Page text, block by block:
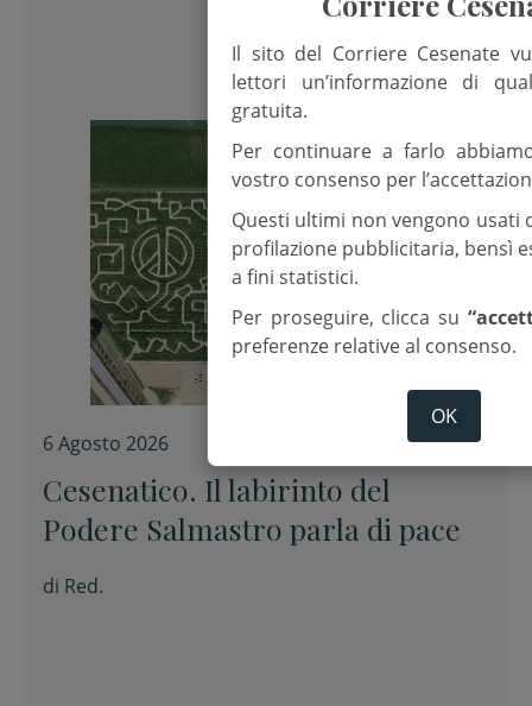
6 Agosto 2026
Cesenatico. Il labirinto del
Podere Salmastro parla di pace
di Red.
Il sito del Corriere Cesenate
lettori un’informazione di
gratuita.
Per continuare a farlo
vostro consenso per
Questi ultimi non vengono usati
profilazione pubblicitaria, bensì
a fini statistici.
Per proseguire, clicca su
preferenze relative al consenso.
OK